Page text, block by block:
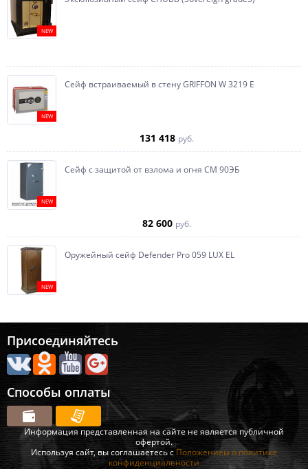
NEW
NEW
Сейф встраиваемый в стену GRIFFON W 3219 E
131 418 руб.
NEW
Сейф с защитой от взлома и огня СМ 90ЭБ
82 600 руб.
NEW
Оружейный сейф Defender Pro 059 LUX EL
Присоединяйтесь
Способы оплаты
Информация представленная на сайте не является публичной
офертой.
Используя сайт, вы соглашаетесь с Положением о политике
конфиденциальности